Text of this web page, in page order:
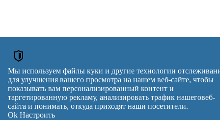
Мы используем файлы куки и другие технологии
для улучшения вашего просмотра на нашем веб-сайте, чтобы
показывать вам персонализированный контент и
таргетированную рекламу, анализировать трафик нашеговеб-
сайта и понимать, откуда приходят наши посетители.
Ok Настроить